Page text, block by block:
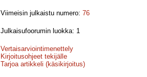
Viimeisin julkaistu numero:76
Julkaisufoorumin luokka: 1
Vertaisarviointimenettely
Kirjoitusohjeet tekijälle
Tarjoa artikkeli (käsikirjoitus)